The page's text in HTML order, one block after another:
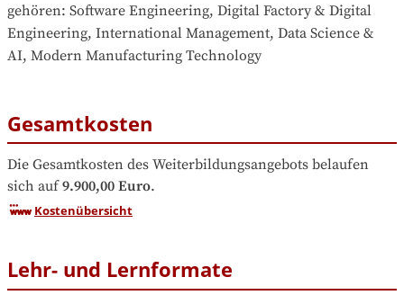
gehören: Software Engineering, Digital Factory & Digital
Engineering, International Management, Data Science &
AI, Modern Manufacturing Technology
Gesamtkosten
Die Gesamtkosten des Weiterbildungsangebots belaufen
sich auf 9.900,00 Euro.
Kostenübersicht
Lehr- und Lernformate